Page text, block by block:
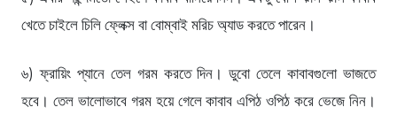
খেতে চাইলে চিলি ফ্লেক্স বা বোম্বাই মরিচ অ্যাড করতে পারেন।
৬) ফ্রায়িং প্যানে তেল গরম করতে দিন। ডুবো তেলে কাবাবগুলো ভাজতে
হবে। তেল ভালোভাবে গরম হয়ে গেলে কাবাব এপিঠ ওপিঠ করে ভেজে নিন।